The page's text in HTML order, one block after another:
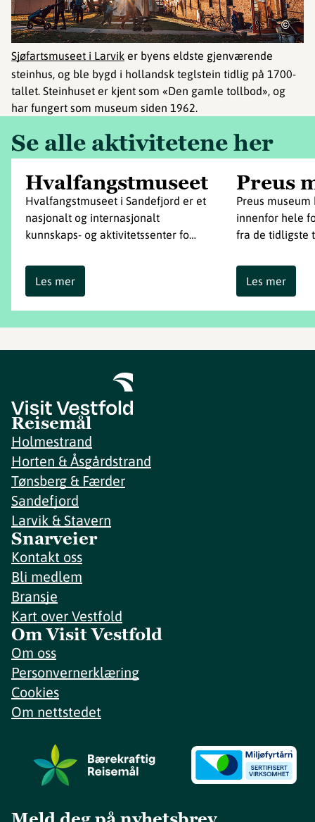
©
Sjøfartsmuseet i Larvik er byens eldste gjenværende
steinhus, og ble bygd i hollandsk teglstein tidlig på 1700-
tallet. Steinhuset er kjent som «Den gamle tollbod», og
har fungert som museum siden 1962.
Se alle aktivitetene her
Hvalfangstmuseet
Hvalfangstmuseet i Sandefjord er et
nasjonalt og internasjonalt
kunnskaps- og aktivitetssenter fo…
Les mer
Preus
Preus
innenfor hele
fra de tidligste
Les mer
Reisemål
Holmestrand
Horten & Åsgårdstrand
Tønsberg & Færder
Sandefjord
Larvik & Stavern
Snarveier
Kontakt oss
Bli medlem
Bransje
Kart over Vestfold
Om Visit Vestfold
Om oss
Personvernerklæring
Cookies
Om nettstedet